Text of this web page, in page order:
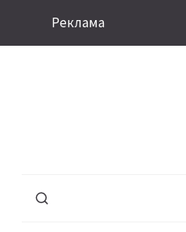
Реклама